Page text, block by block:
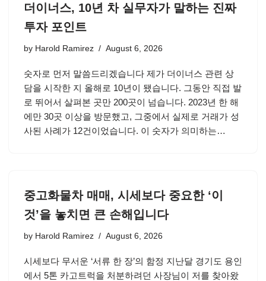
더이너스, 10년 차 실무자가 말하는 진짜
투자 포인트
by Harold Ramirez August 6, 2026
숫자로 먼저 말씀드리겠습니다 제가 더이너스 관련 상
담을 시작한 지 올해로 10년이 됐습니다. 그동안 직접 발
로 뛰어서 살펴본 곳만 200곳이 넘습니다. 2023년 한 해
에만 30곳 이상을 방문했고, 그중에서 실제로 거래가 성
사된 사례가 12건이었습니다. 이 숫자가 의미하는…
중고화물차 매매, 시세보다 중요한 ‘이
것’을 놓치면 큰 손해입니다
by Harold Ramirez August 6, 2026
시세보다 무서운 ‘서류 한 장’의 함정 지난달 경기도 용인
에서 5톤 카고트럭을 처분하려던 사장님이 저를 찾아왔